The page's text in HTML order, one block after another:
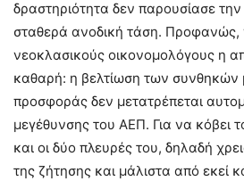
δραστηριότητα δεν παρουσίασε
σταθερά ανοδική τάση. Προφανώς,
νεοκλασικούς οικονομολόγους η
καθαρή: η βελτίωση των συνθηκών
προσφοράς δεν μετατρέπεται
μεγέθυνσης του ΑΕΠ. Για να κόβει
και οι δύο πλευρές του, δηλαδή
της ζήτησης και μάλιστα από εκεί